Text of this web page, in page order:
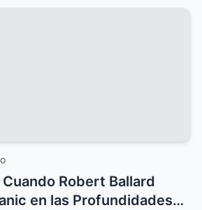
Robert Ballard
en las Profundidades